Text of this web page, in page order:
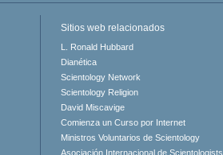
Sitios web relacionados
L. Ronald Hubbard
Dianética
Scientology Network
Scientology Religion
David Miscavige
Comienza un Curso por Internet
Ministros Voluntarios de Scientology
Asociación Internacional de Scientologists